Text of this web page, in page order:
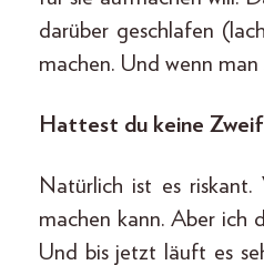
darüber geschlafen
machen. Und wenn
Hattest du keine
Natürlich ist es riskant.
machen kann. Aber ich
Und bis jetzt läuft es